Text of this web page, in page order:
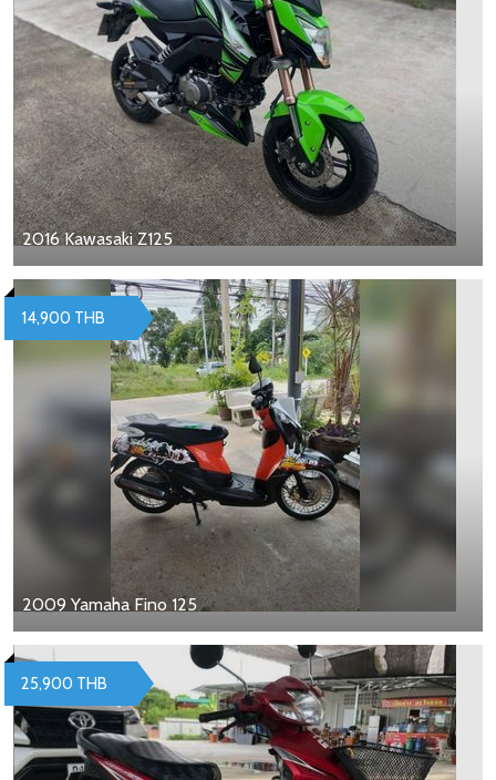
2016 Kawasaki Z125
2009 Yamaha Fino 125
14,900 THB
25,900 THB